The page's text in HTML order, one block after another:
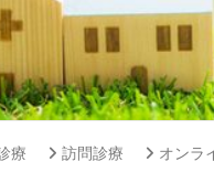
療 訪問診療 オンラ